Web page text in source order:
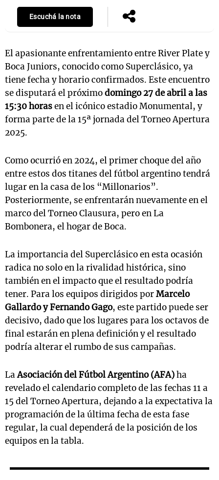
Escuchá la nota
El apasionante enfrentamiento entre River Plate y
Boca Juniors, conocido como Superclásico, ya
tiene fecha y horario confirmados. Este encuentro
se disputará el próximodomingo 27 de abril a las
15:30 horasen el icónico estadio Monumental, y
forma parte de la 15ª jornada del Torneo Apertura
2025.
Como ocurrió en 2024, el primer choque del año
entre estos dos titanes del fútbol argentino tendrá
lugar en la casa de los “Millonarios”.
Posteriormente, se enfrentarán nuevamente en el
marco del Torneo Clausura, pero en La
Bombonera, el hogar de Boca.
La importancia del Superclásico en esta ocasión
radica no solo en la rivalidad histórica, sino
también en el impacto que el resultado podría
tener. Para los equipos dirigidos porMarcelo
Gallardo y Fernando Gago, este partido puede ser
decisivo, dado que los lugares para los octavos de
final estarán en plena definición y el resultado
podría alterar el rumbo de sus campañas.
LaAsociación del Fútbol Argentino (AFA)ha
revelado el calendario completo de las fechas 11 a
15 del Torneo Apertura, dejando a la expectativa la
programación de la última fecha de esta fase
regular, la cual dependerá de la posición de los
equipos en la tabla.